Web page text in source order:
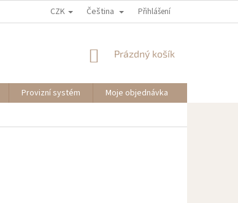
CZK Čeština Přihlášení
NÁKUPNÍ
Prázdný košík
Provizní systém
Moje objednávka